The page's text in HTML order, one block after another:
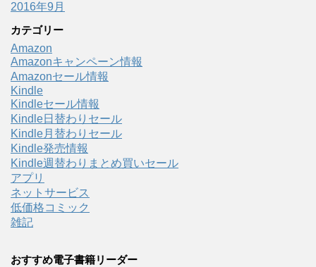
2016年9月
カテゴリー
Amazon
Amazonキャンペーン情報
Amazonセール情報
Kindle
Kindleセール情報
Kindle日替わりセール
Kindle月替わりセール
Kindle発売情報
Kindle週替わりまとめ買いセール
アプリ
ネットサービス
低価格コミック
雑記
おすすめ電子書籍リーダー